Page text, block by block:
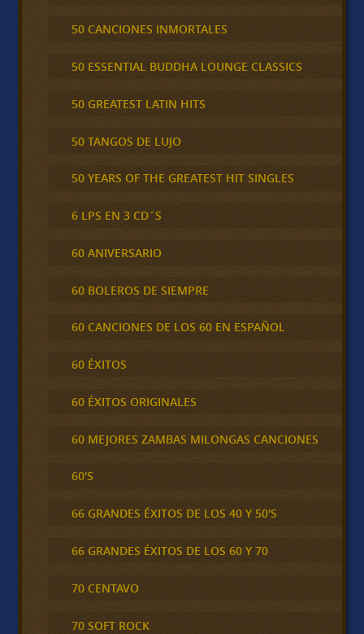
50 CANCIONES INMORTALES
50 ESSENTIAL BUDDHA LOUNGE CLASSICS
50 GREATEST LATIN HITS
50 TANGOS DE LUJO
50 YEARS OF THE GREATEST HIT SINGLES
6 LPS EN 3 CD´S
60 ANIVERSARIO
60 BOLEROS DE SIEMPRE
60 CANCIONES DE LOS 60 EN ESPAÑOL
60 ÉXITOS
60 ÉXITOS ORIGINALES
60 MEJORES ZAMBAS MILONGAS CANCIONES
60'S
66 GRANDES ÉXITOS DE LOS 40 Y 50'S
66 GRANDES ÉXITOS DE LOS 60 Y 70
70 CENTAVO
70 SOFT ROCK